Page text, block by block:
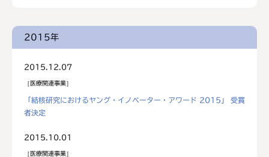
2015年
2015.12.07
医療関連事業
「結核研究におけるヤング・イノベーター・アワード 2015」 受賞
者決定
2015.10.01
医療関連事業